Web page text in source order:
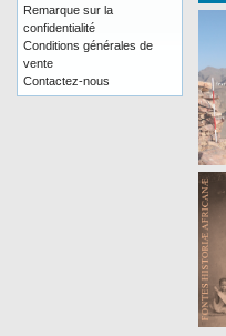
Remarque sur la
confidentialité
Conditions générales de
vente
Contactez-nous